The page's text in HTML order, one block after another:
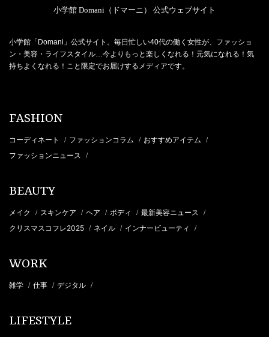
小学館 Domani（ドマーニ） 公式ウェブサイト
小学館「Domani」公式サイト。毎日忙しい40代の働く女性が、ファッショ
ン・美容・ライフスタイル…今よりもっと楽しくなれる！元気になれる！気
持ちよくなれる！こと限定でお届けするメディアです。
FASHION
コーディネート / ファッションコラム / おすすめアイテム /
ファッションニュース /
BEAUTY
メイク / スキンケア / ヘア / ボディ / 最新美容ニュース /
クリスマスコフレ2025 / ネイル / インナービューティ /
WORK
雑学 / 仕事 / デジタル /
LIFESTYLE